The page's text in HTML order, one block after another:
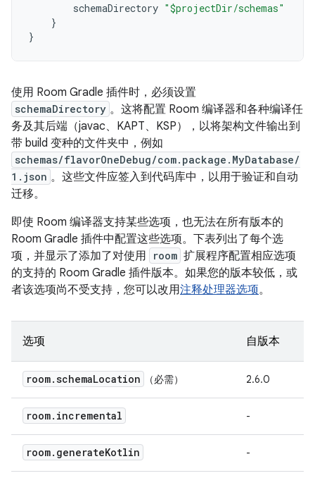
schemaDirectory "$projectDir/schemas"
}
}
使用 Room Gradle 插件时，必须设置
schemaDirectory 。这将配置 Room 编译器和各种编译任
务及其后端（javac、KAPT、KSP），以将架构文件输出到
带 build 变种的文件夹中，例如
schemas/flavorOneDebug/com.package.MyDatabase/
1.json 。这些文件应签入到代码库中，以用于验证和自动
迁移。
即使 Room 编译器支持某些选项，也无法在所有版本的
Room Gradle 插件中配置这些选项。下表列出了每个选
项，并显示了添加了对使用
room 扩展程序配置相应选项
的支持的 Room Gradle 插件版本。如果您的版本较低，或
者该选项尚不受支持，您可以改用注释处理器选项。
选项 自版本
room.schemaLocation （必需） 2.6.0
room. incremental -
room. generateKotlin -